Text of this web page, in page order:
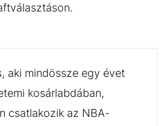
aki mindössze egy évet
kosárlabdában,
csatlakozik az NBA-